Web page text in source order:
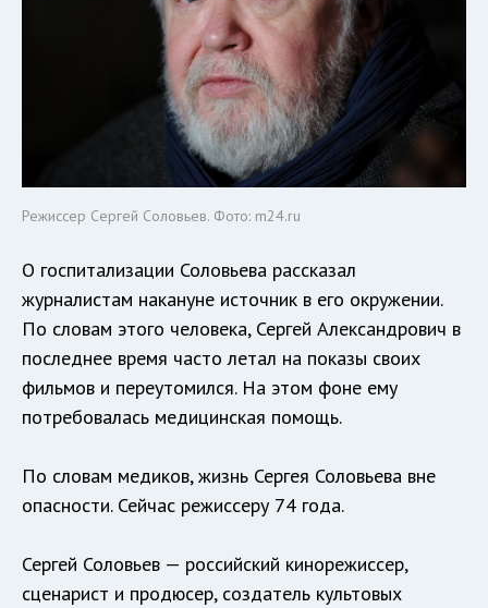
Режиссер Сергей Соловьев. Фото: m24.ru
О госпитализации Соловьева рассказал
журналистам накануне источник в его окружении.
По словам этого человека, Сергей Александрович в
последнее время часто летал на показы своих
фильмов и переутомился. На этом фоне ему
потребовалась медицинская помощь.
По словам медиков, жизнь Сергея Соловьева вне
опасности. Сейчас режиссеру 74 года.
Сергей Соловьев — российский кинорежиссер,
сценарист и продюсер, создатель культовых